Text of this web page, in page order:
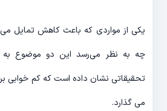
یکی از مواردی که باعث کاهش تمایل
چه به نظر می‌رسد این دو موضوع به
تحقیقاتی نشان داده است که کم خوابی بر
می گذارد.